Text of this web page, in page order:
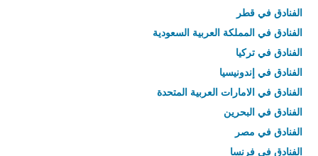
الفنادق في قطر
الفنادق في المملكة العربية السعودية
الفنادق في تركيا
الفنادق في إندونيسيا
الفنادق في الامارات العربية المتحدة
الفنادق في البحرين
الفنادق في مصر
الفنادق في فرنسا